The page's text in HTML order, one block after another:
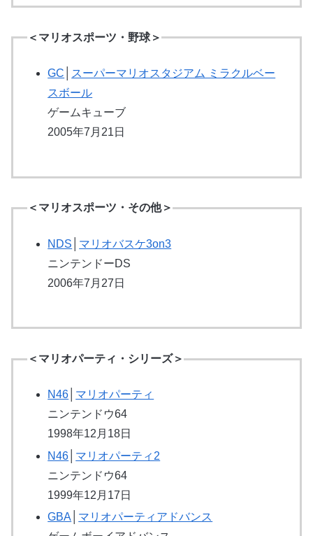
＜マリオスポーツ・野球＞
GC
スーパーマリオスタジアム ミラクルベー
スボール
ゲームキューブ
2005年7月21日
＜マリオスポーツ・その他＞
NDS
マリオバスケ3on3
ニンテンドーDS
2006年7月27日
＜マリオパーティ・シリーズ＞
N46
マリオパーティ
ニンテンドウ64
1998年12月18日
N46
マリオパーティ2
ニンテンドウ64
1999年12月17日
GBA
マリオパーティアドバンス